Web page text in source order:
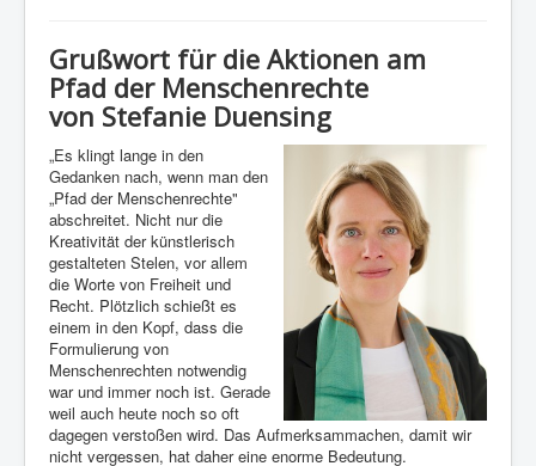
Grußwort für die Aktionen am
Pfad der Menschenrechte
von Stefanie Duensing
„Es klingt lange in den
Gedanken nach, wenn man den
„Pfad der Menschenrechte"
abschreitet. Nicht nur die
Kreativität der künstlerisch
gestalteten Stelen, vor allem
die Worte von Freiheit und
Recht. Plötzlich schießt es
einem in den Kopf, dass die
Formulierung von
Menschenrechten notwendig
war und immer noch ist. Gerade
weil auch heute noch so oft
dagegen verstoßen wird. Das Aufmerksammachen, damit wir
nicht vergessen, hat daher eine enorme Bedeutung.